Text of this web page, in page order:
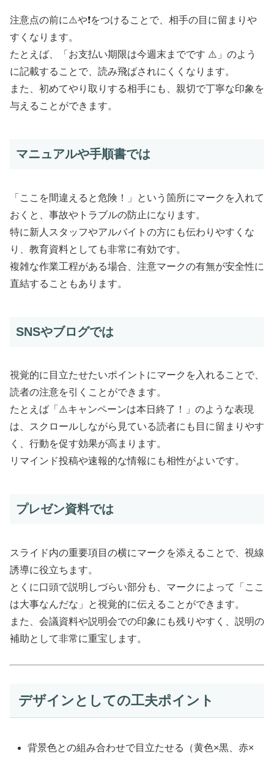
注意点の前に⚠️や❗をつけることで、相手の目に留まりや
すくなります。
たとえば、「お支払い期限は今週末までです ⚠️」のよう
に記載することで、読み飛ばされにくくなります。
また、初めてやり取りする相手にも、親切で丁寧な印象を
与えることができます。
マニュアルや手順書では
「ここを間違えると危険！」という箇所にマークを入れて
おくと、事故やトラブルの防止になります。
特に新人スタッフやアルバイトの方にも伝わりやすくな
り、教育資料としても非常に有効です。
複雑な作業工程がある場合、注意マークの有無が安全性に
直結することもあります。
SNSやブログでは
視覚的に目立たせたいポイントにマークを入れることで、
読者の注意を引くことができます。
たとえば「⚠️キャンペーンは本日終了！」のような表現
は、スクロールしながら見ている読者にも目に留まりやす
く、行動を促す効果が高まります。
リマインド投稿や速報的な情報にも相性がよいです。
プレゼン資料では
スライド内の重要項目の横にマークを添えることで、視線
誘導に役立ちます。
とくに口頭で説明しづらい部分も、マークによって「ここ
は大事なんだな」と視覚的に伝えることができます。
また、会議資料や説明会での印象にも残りやすく、説明の
補助として非常に重宝します。
デザインとしての工夫ポイント
背景色との組み合わせで目立たせる（黄色×黒、赤×